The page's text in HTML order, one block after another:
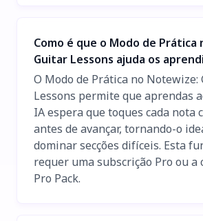
Como é que o Modo de Prática
Guitar Lessons ajuda os
O Modo de Prática no Notewize:
Lessons permite que aprendas
IA espera que toques cada nota
antes de avançar, tornando-o
dominar secções difíceis. Esta
requer uma subscrição Pro ou a
Pro Pack.